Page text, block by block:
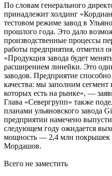
По словам генерального
принадлежит холдинг
тестовом режиме завод в
прошлого года. Это дало
производственные процессы
работы предприятия, отметил
«Продукция завода будет
расширением линейки. Это
заводов. Предприятие
качества: мы заполним
которых есть на рынке», —
Глава «Севергрупп» также
планами ульяновского завода
предприятии намечено
следующем году ожидается
мощность — 2,4 млн покрышек
Мордашов.
Всего не заместить